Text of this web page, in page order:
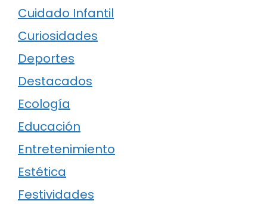
Cuidado Infantil
Curiosidades
Deportes
Destacados
Ecología
Educación
Entretenimiento
Estética
Festividades